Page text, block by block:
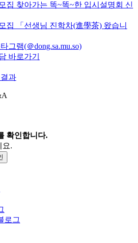
집 찾아가는 똑~똑~한 입시설명회 신
집 「선생님 진학차(進學茶) 왔습니
그램(＠dong.sa.mu.so)
바로가기
과
확인합니다.
요.
로그